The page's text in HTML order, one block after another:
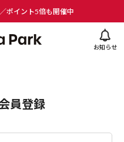
ポイント5倍も開催中
お知らせ
員登録